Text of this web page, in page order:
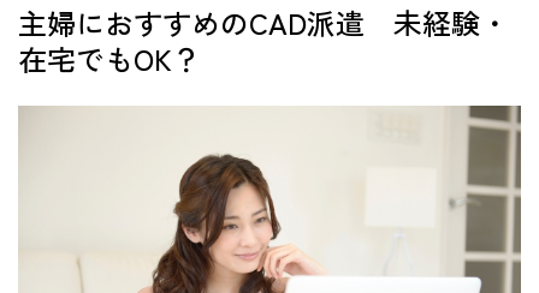
主婦におすすめのCAD派遣 未経験・
在宅でもOK？